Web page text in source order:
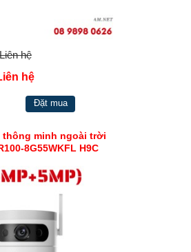
hệ
hệ
Đặt mua
thông minh ngoài trời
8G55WKFL H9C